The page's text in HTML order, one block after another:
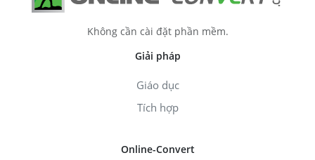
Không cần cài đặt phần mềm.
Giải pháp
Giáo dục
Tích hợp
Online-Convert